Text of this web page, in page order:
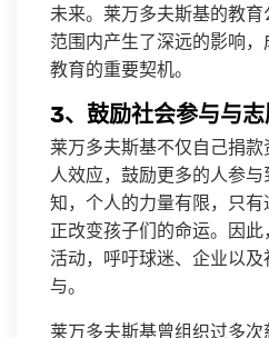
未来。莱万多夫斯基的教
范围内产生了深远的影响
教育的重要契机。
3、鼓励社会参与与
莱万多夫斯基不仅自己捐
人效应，鼓励更多的人参
知，个人的力量有限，只
正改变孩子们的命运。因
活动，呼吁球迷、企业以
与。
莱万多夫斯基曾组织过多